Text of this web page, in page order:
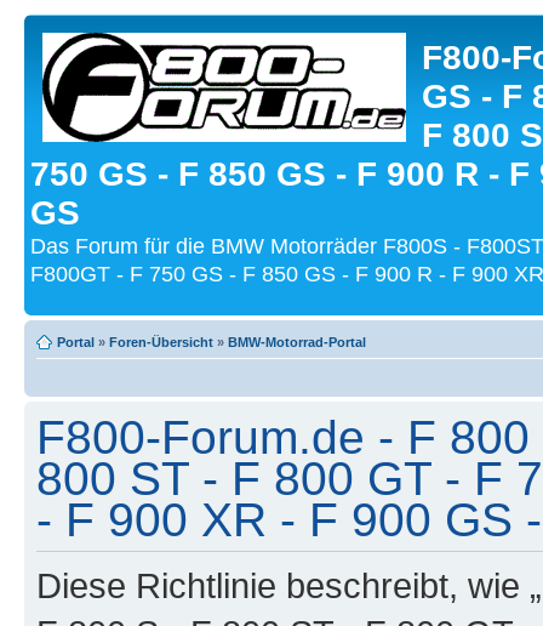
F800-
GS - F
F 800
750 GS - F 850 GS - F 900 R - F
GS
Das Forum für die BMW Motorräder F800S -
F800GT - F 750 GS - F 850 GS - F 900 R - F 900
Portal » Foren-Übersicht » BMW-Motorrad-Portal
F800-Forum.de - F
800 ST - F 800 GT - F
- F 900 XR - F 900 GS
Diese Richtlinie beschreibt, wie